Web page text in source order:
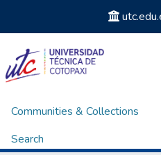
Communities & Collections
Search
Home
Titulación -